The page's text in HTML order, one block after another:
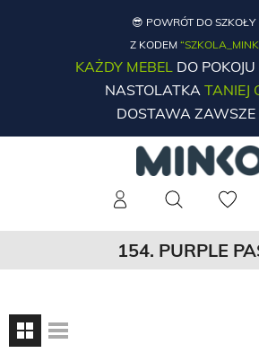
😎 POWRÓT DO SZKOŁY
Z KODEM
KAŻDY MEBELDO POKOJU
NASTOLATKATANIEJ
DOSTAWA ZAWSZE
154. PURPLE